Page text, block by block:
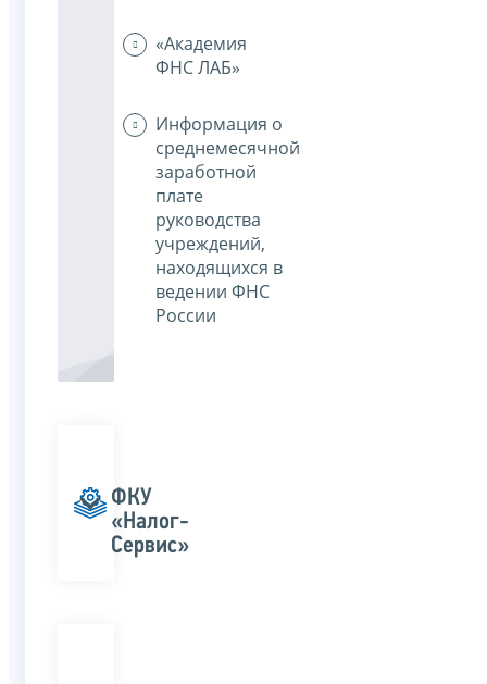
«Академия
ФНС ЛАБ»
Информация о
среднемесячной
заработной
плате
руководства
учреждений,
находящихся в
ведении ФНС
России
ФКУ
«Налог-
Сервис»